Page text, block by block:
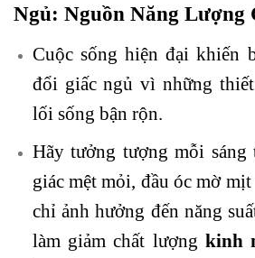
Ngủ: Nguồn Năng Lượng
Cuộc sống hiện đại khiến
đổi giấc ngủ vì những
lối sống bận rộn.
Hãy tưởng tượng mỗi sáng
giác mệt mỏi, đầu óc mờ
chỉ ảnh hưởng đến năng
làm giảm chất lượngkinh